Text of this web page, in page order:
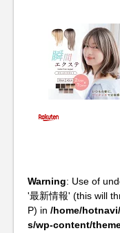
Warning: Use of
'最新情報' (this will
P) in /home/
s/wp-content/